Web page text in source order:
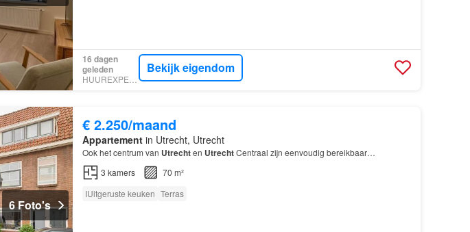
16 dagen
geleden
HUUREXPERT
Bekijk eigendom
6 Foto's
€ 2.250/maand
Appartementin Utrecht, Utrecht
Ook het centrum van Utrechten UtrechtCentraal zijn eenvoudig bereikbaar…
3 kamers
70 m²
IUitgeruste keuken Terras